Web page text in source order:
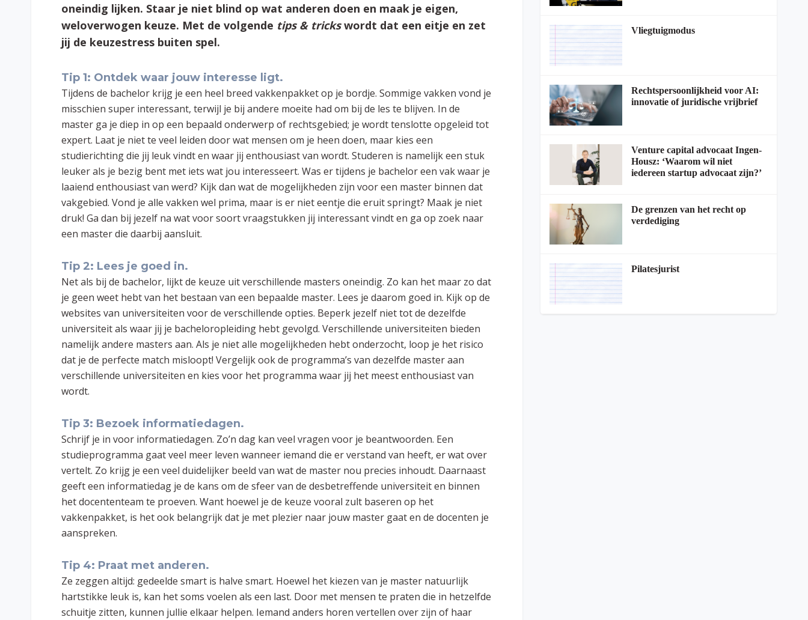
oneindig lijken. Staar je niet blind op wat anderen doen en maak je eigen,
weloverwogen keuze. Met de volgende tips & trickswordt dat een eitje en zet
jij de keuzestress buiten spel.
Tip 1: Ontdek waar jouw interesse ligt.
Tijdens de bachelor krijg je een heel breed vakkenpakket op je bordje. Sommige vakken vond je
misschien super interessant, terwijl je bij andere moeite had om bij de les te blijven. In de
master ga je diep in op een bepaald onderwerp of rechtsgebied; je wordt tenslotte opgeleid tot
expert. Laat je niet te veel leiden door wat mensen om je heen doen, maar kies een
studierichting die jij leuk vindt en waar jij enthousiast van wordt. Studeren is namelijk een stuk
leuker als je bezig bent met iets wat jou interesseert. Was er tijdens je bachelor een vak waar je
laaiend enthousiast van werd? Kijk dan wat de mogelijkheden zijn voor een master binnen dat
vakgebied. Vond je alle vakken wel prima, maar is er niet eentje die eruit springt? Maak je niet
druk! Ga dan bij jezelf na wat voor soort vraagstukken jij interessant vindt en ga op zoek naar
een master die daarbij aansluit.
Tip 2: Lees je goed in.
Net als bij de bachelor, lijkt de keuze uit verschillende masters oneindig. Zo kan het maar zo dat
je geen weet hebt van het bestaan van een bepaalde master. Lees je daarom goed in. Kijk op de
websites van universiteiten voor de verschillende opties. Beperk jezelf niet tot de dezelfde
universiteit als waar jij je bacheloropleiding hebt gevolgd. Verschillende universiteiten bieden
namelijk andere masters aan. Als je niet alle mogelijkheden hebt onderzocht, loop je het risico
dat je de perfecte match misloopt! Vergelijk ook de programma’s van dezelfde master aan
verschillende universiteiten en kies voor het programma waar jij het meest enthousiast van
wordt.
Tip 3: Bezoek informatiedagen.
Schrijf je in voor informatiedagen. Zo’n dag kan veel vragen voor je beantwoorden. Een
studieprogramma gaat veel meer leven wanneer iemand die er verstand van heeft, er wat over
vertelt. Zo krijg je een veel duidelijker beeld van wat de master nou precies inhoudt. Daarnaast
geeft een informatiedag je de kans om de sfeer van de desbetreffende universiteit en binnen
het docententeam te proeven. Want hoewel je de keuze vooral zult baseren op het
vakkenpakket, is het ook belangrijk dat je met plezier naar jouw master gaat en de docenten je
aanspreken.
Tip 4: Praat met anderen.
Ze zeggen altijd: gedeelde smart is halve smart. Hoewel het kiezen van je master natuurlijk
hartstikke leuk is, kan het soms voelen als een last. Door met mensen te praten die in hetzelfde
schuitje zitten, kunnen jullie elkaar helpen. Iemand anders horen vertellen over zijn of haar
Vliegtuigmodus
Rechtspersoonlijkheid voor AI:
innovatie of juridische vrijbrief
Venture capital advocaat Ingen-
Housz: ‘Waarom wil niet
iedereen startup advocaat zijn?’
De grenzen van het recht op
verdediging
Pilatesjurist